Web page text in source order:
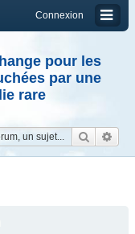
Connexion
pour les
par une
rare